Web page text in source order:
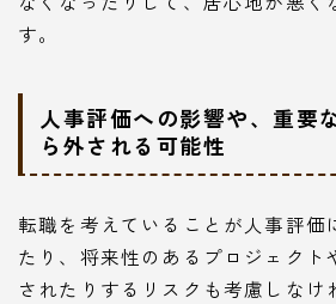
す。
人事評価への影響や、重要
ら外される可能性
転職を考えていることが人事評価
たり、将来性のあるプロジェクト
されたりするリスクも考慮しなけ